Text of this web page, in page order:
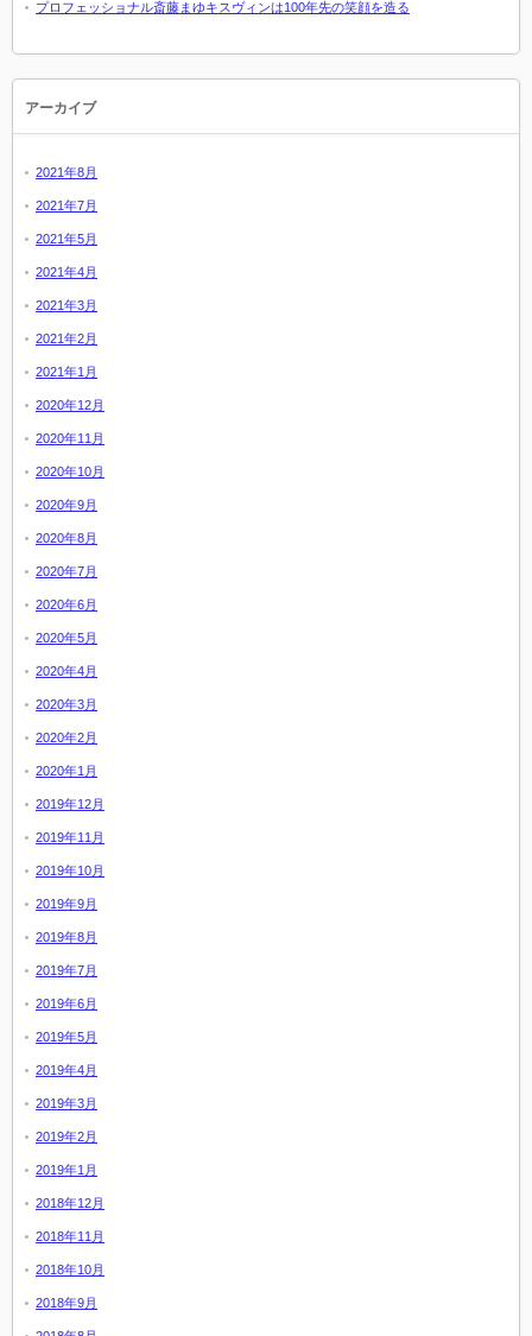
プロフェッショナル斎藤まゆキスヴィンは100年先の笑顔を造る
アーカイブ
2021年8月
2021年7月
2021年5月
2021年4月
2021年3月
2021年2月
2021年1月
2020年12月
2020年11月
2020年10月
2020年9月
2020年8月
2020年7月
2020年6月
2020年5月
2020年4月
2020年3月
2020年2月
2020年1月
2019年12月
2019年11月
2019年10月
2019年9月
2019年8月
2019年7月
2019年6月
2019年5月
2019年4月
2019年3月
2019年2月
2019年1月
2018年12月
2018年11月
2018年10月
2018年9月